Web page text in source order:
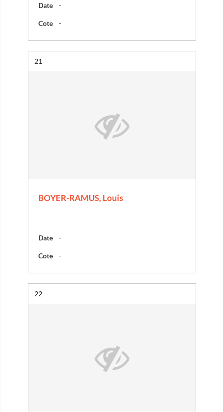
Date -
Cote -
Résultat n°
21
BOYER-RAMUS, Louis
Date -
Cote -
Résultat n°
22